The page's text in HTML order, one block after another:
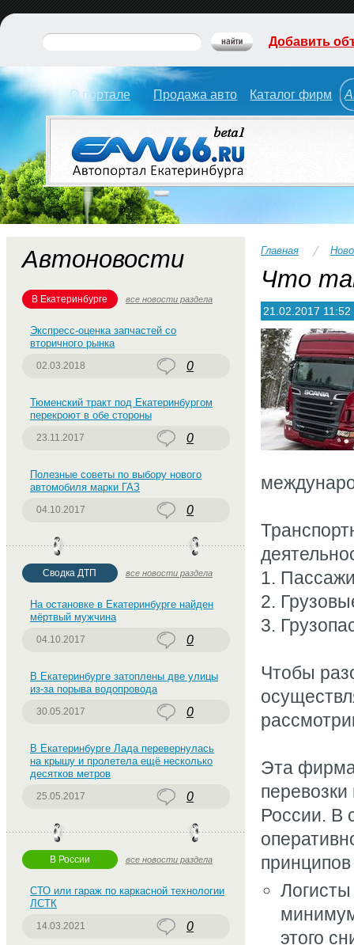
О портале Продажа авто Каталог фирм
Добавить
Главная
Что
21.02.2017 11:52
1.
2.
3.
Чтобы
Эта фирма
России. В
этого
Автоновости
В Екатеринбурге все новости раздела
Экспресс-оценка запчастей со
вторичного рынка
02.03.2018 0
Тюменский тракт под Екатеринбургом
перекроют в обе стороны
23.11.2017 0
Полезные советы по выбору нового
автомобиля марки ГАЗ
04.10.2017 0
Сводка ДТП все новости раздела
На остановке в Екатеринбурге найден
мёртвый мужчина
04.10.2017 0
В Екатеринбурге затоплены две улицы
из-за порыва водопровода
30.05.2017 0
В Екатеринбурге Лада перевернулась
на крышу и пролетела ещё несколько
десятков метров
25.05.2017 0
В России все новости раздела
СТО или гараж по каркасной технологии
ЛСТК
14.03.2021 0